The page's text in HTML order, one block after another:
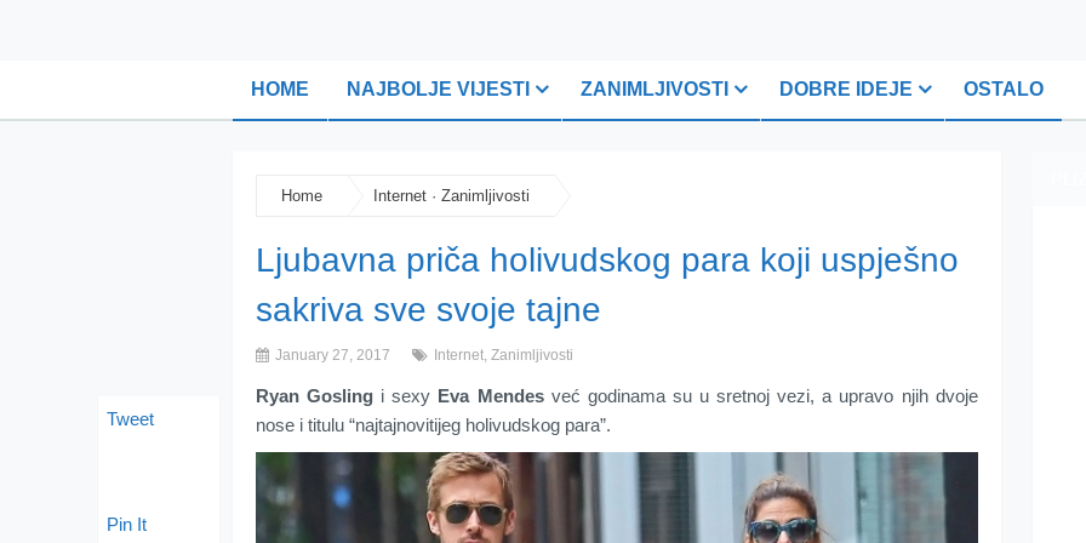
HOME NAJBOLJE VIJESTI ZANIMLJIVOSTI DOBRE IDEJE OSTALO
Home Internet · Zanimljivosti
Ljubavna priča holivudskog para koji uspješno
sakriva sve svoje tajne
January 27, 2017 Internet, Zanimljivosti
Ryan Gosling i sexy Eva Mendesveć godinama su u sretnoj vezi, a upravo njih dvoje
nose i titulu “najtajnovitijeg holivudskog para”.
Tweet
Pin It